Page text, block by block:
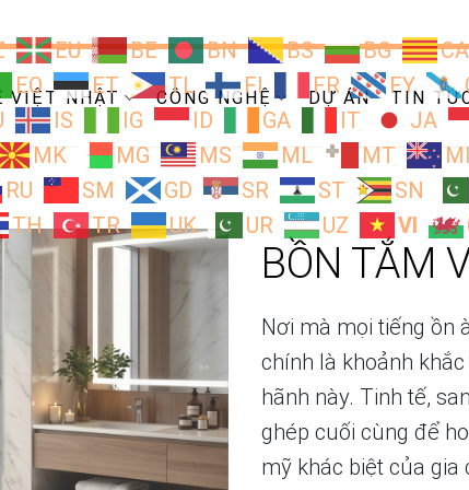
EU BE BN BS BG CA
EO ET TL FI FR FY
IS IG ID GA IT JA
MK MG MS ML MT MI
RU SM GD SR ST SN
TH TR UK UR UZ VI
VIỆT NHẬT CÔNG NGHỆ DỰ ÁN TIN
BỒN TẮM
Nơi mà mọi tiếng ồn
chính là khoảnh
hãnh này. Tinh tế,
ghép cuối cùng để
mỹ khác biệt của